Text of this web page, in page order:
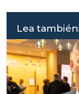
Lea